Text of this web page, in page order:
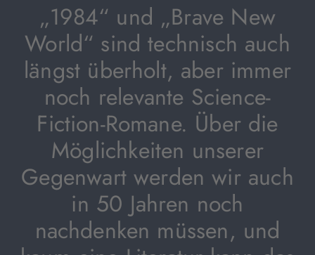
„1984“ und „Brave New
World“ sind technisch auch
längst überholt, aber immer
noch relevante Science-
Fiction-Romane. Über die
Möglichkeiten unserer
Gegenwart werden wir auch
in 50 Jahren noch
nachdenken müssen, und